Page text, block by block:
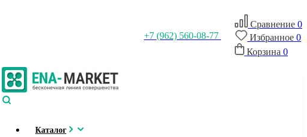
+7 (962) 560-08-77
Сравнение 0
Избранное 0
Корзина 0
Каталог